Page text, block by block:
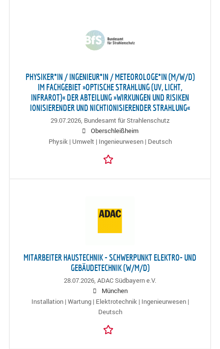
PHYSIKER*IN / INGENIEUR*IN / METEOROLOGE*IN (M/W/D)
IM FACHGEBIET »OPTISCHE STRAHLUNG (UV, LICHT,
INFRAROT)« DER ABTEILUNG »WIRKUNGEN UND RISIKEN
IONISIERENDER UND NICHTIONISIERENDER STRAHLUNG«
29.07.2026, Bundesamt für Strahlenschutz
Oberschleißheim
Physik | Umwelt | Ingenieurwesen | Deutsch
MITARBEITER HAUSTECHNIK - SCHWERPUNKT ELEKTRO- UND
GEBÄUDETECHNIK (W/M/D)
28.07.2026, ADAC Südbayern e.V.
München
Installation | Wartung | Elektrotechnik | Ingenieurwesen |
Deutsch